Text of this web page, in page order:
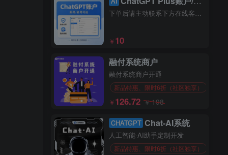
￥ 10
融付系统商户
融付系统商户开通
新品特惠、限时6折（社区独享）
￥ 126.72 ￥198
CHATGPT Chat-AI系统
人工智能-AI助手定制开发
新品特惠、限时6折（社区独享）